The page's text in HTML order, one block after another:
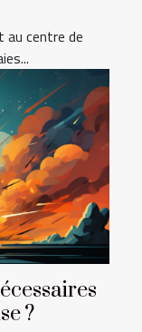
au centre de
?